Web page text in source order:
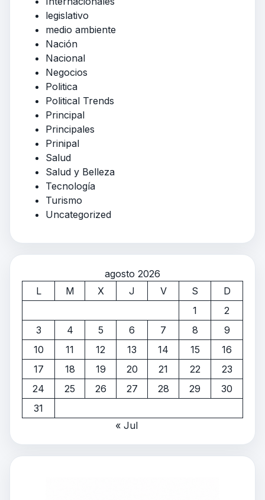
legislativo
medio ambiente
Nación
Nacional
Negocios
Politica
Political Trends
Principal
Principales
Prinipal
Salud
Salud y Belleza
Tecnología
Turismo
Uncategorized
agosto 2026
L
M X J V S
D
1
2
3
4 5 6 7 8
9
10
11 12 13 14 15
16
17
18 19 20 21 22
23
24
25 26 27 28 29
30
31
« Jul